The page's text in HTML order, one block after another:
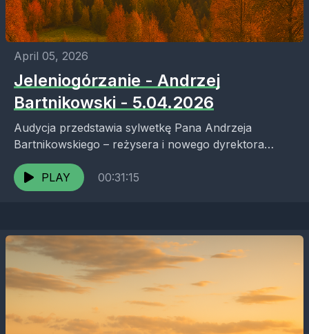
April 05, 2026
Jeleniogórzanie - Andrzej
Bartnikowski - 5.04.2026
Audycja przedstawia sylwetkę Pana Andrzeja
Bartnikowskiego – reżysera i nowego dyrektora
Teatru Animacji w Jeleniej Górze, który po latach
pracy w Olsztynie podjął nowe...
PLAY 00:31:15